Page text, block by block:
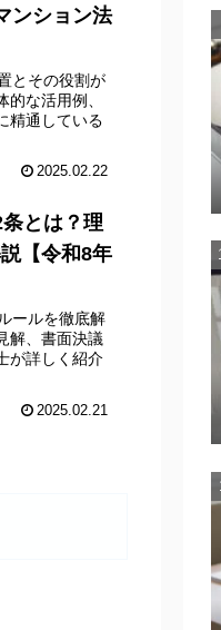
ンション法
とその役割が
な活用例、
精通している
2025.02.22
とは？理
【令和8年
ールを徹底解
解、書面決議
が詳しく紹介
2025.02.21